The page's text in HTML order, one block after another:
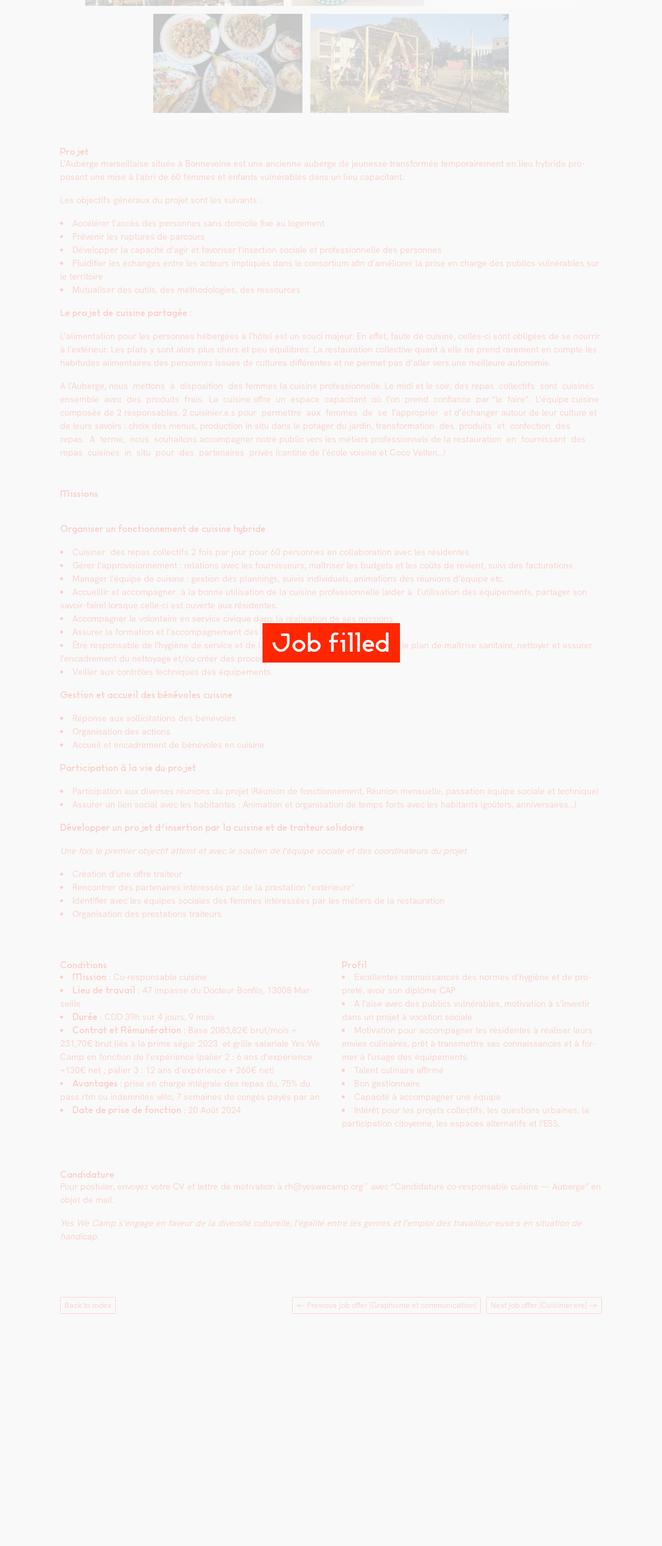
Job filled
Projet
L’Auberge mar­seil­laise située à Bon­n­eveine est une anci­enne auberge de jeunesse trans­for­mée tem­po­raire­ment en lieu hybride pro­
posant une mise à l’abri de 60 femmes et enfants vul­nérables dans un lieu capac­i­tant.
Les objec­tifs généraux du pro­jet sont les suiv­ants :
Accélér­er l’accès des per­son­nes sans domi­cile fixe au loge­ment
Prévenir les rup­tures de par­cours
Dévelop­per la capac­ité d’agir et favoris­er l’insertion sociale et pro­fes­sion­nelle des per­son­nes
Flu­id­i­fi­er les échanges entre les acteurs impliqués dans le con­sor­tium afin d’améliorer la prise en charge des publics vul­nérables sur
le ter­ri­toire
Mutu­alis­er des out­ils, des méthodolo­gies, des ressources
Le pro­jet de cui­sine partagée :
L’alimentation pour les per­son­nes hébergées à l’hôtel est un souci majeur. En effet, faute de cui­sine, celles-ci sont oblig­ées de se nour­rir
à l’ex­térieur. Les plats y sont alors plus chers et peu équili­brés. La restau­ra­tion col­lec­tive quant à elle ne prend rarement en compte les
habi­tudes ali­men­taires des per­son­nes issues de cul­tures dif­férentes et ne per­met pas d’aller vers une meilleure autonomie.
A l’Auberge, nous met­tons à dis­po­si­tion des femmes la cui­sine pro­fes­sion­nelle. Le midi et le soir, des repas col­lec­tifs sont cuis­inés
ensem­ble avec des pro­duits frais. La cui­sine offre un espace capac­i­tant où l’on prend con­fi­ance par “le faire”. L’équipe cui­sine
com­posée de 2 respon­s­ables, 2 cuisinier.e.s pour per­me­t­tre aux femmes de se l’approprier et d’échanger autour de leur cul­ture et
de leurs savoirs : choix des menus, pro­duc­tion in situ dans le potager du jardin, trans­for­ma­tion des pro­duits et con­fec­tion des
repas. A terme, nous souhaitons accom­pa­g­n­er notre pub­lic vers les métiers pro­fes­sion­nels de la restau­ra­tion en four­nissant des
repas cuis­inés in situ pour des parte­naires privés (can­tine de l’école voi­sine et Coco Vel­ten…)
Missions
Organ­is­er un fonc­tion­nement de cui­sine hybride
Cuisin­er des repas col­lec­tifs 2 fois par jour pour 60 per­son­nes en col­lab­o­ra­tion avec les rési­dentes
Gér­er l’approvisionnement : rela­tions avec les four­nisseurs, maîtris­er les bud­gets et les coûts de revient, suivi des fac­tura­tions
Man­ag­er l’équipe de cui­sine : ges­tion des plan­nings, suiv­is indi­vidu­els, ani­ma­tions des réu­nions d’équipe etc.
Accueil­lir et accom­pa­g­n­er à la bonne util­i­sa­tion de la cui­sine pro­fes­sion­nelle (aider à l’utilisation des équipements, partager son
savoir-faire) lorsque celle-ci est ouverte aux rési­dentes.
Accom­pa­g­n­er le volon­taire en ser­vice civique dans la réal­i­sa­tion de ses mis­sions
Assur­er la for­ma­tion et l’accompagnement des équipes salariées et bénév­oles
Être respon­s­able de l’hygiène de ser­vice et de la cui­sine, con­trôler et met­tre à jour le plan de maîtrise san­i­taire, net­toy­er et assur­er
l’encadrement du net­toy­age et/ou créer des process.
Veiller aux con­trôles tech­niques des équipements.
Ges­tion et accueil des bénév­oles cui­sine
Réponse aux sol­lic­i­ta­tions des bénév­oles
Organ­i­sa­tion des actions
Accueil et encadrement de bénév­oles en cui­sine
Par­tic­i­pa­tion à la vie du pro­jet
Par­tic­i­pa­tion aux divers­es réu­nions du pro­jet (Réu­nion de fonc­tion­nement, Réu­nion men­su­elle, pas­sa­tion équipe sociale et tech­nique)
Assur­er un lien social avec les habi­tantes : Ani­ma­tion et organ­i­sa­tion de temps forts avec les habi­tants (goûters, anniver­saires…)
Dévelop­per un pro­jet d’insertion par la cui­sine et de trai­teur sol­idaire
Une fois le pre­mier objec­tif atteint et avec le sou­tien de l’équipe sociale et des coor­di­na­teurs du pro­jet
Créa­tion d’une offre trai­teur
Ren­con­tr­er des parte­naires intéressés par de la presta­tion “extérieure”
Iden­ti­fi­er avec les équipes sociales des femmes intéressées par les métiers de la restau­ra­tion
Organ­i­sa­tion des presta­tions trai­teurs
Conditions
Mis­sion : Co-respon­s­able cui­sine
Lieu de tra­vail : 47 impasse du Doc­teur Bon­fils, 13008 Mar­
seille
Durée : CDD 39h sur 4 jours, 9 mois
Con­trat et Rémunéra­tion : Base 2083,82€ brut/mois +
231,70€ brut liés à la prime ségur 2023 et grille salar­i­ale Yes We
Camp en fonc­tion de l’expérience (palier 2 : 6 ans d’expérience
+130€ net ; palier 3 : 12 ans d’expérience + 260€ net)
Avan­tages : prise en charge inté­grale des repas du, 75% du
pass rtm ou indem­nités vélo, 7 semaines de con­gés payés par an
Date de prise de fonc­tion : 20 Août 2024
Profil
Excel­lentes con­nais­sances des normes d’hy­giène et de pro­
preté, avoir son diplôme CAP
A l’aise avec des publics vul­nérables, moti­va­tion à s’investir
dans un pro­jet à voca­tion sociale
Moti­va­tion pour accom­pa­g­n­er les rési­dentes à réalis­er leurs
envies culi­naires, prêt à trans­met­tre ses con­nais­sances et à for­
mer à l’usage des équipements.
Tal­ent culi­naire affir­mé
Bon ges­tion­naire
Capac­ité à accom­pa­g­n­er une équipe
Intérêt pour les pro­jets col­lec­tifs, les ques­tions urbaines, la
par­tic­i­pa­tion citoyenne, les espaces alter­nat­ifs et l’ESS,
Candidature
Pour pos­tuler, envoyez votre CV et let­tre de moti­va­tion à rh@yeswecamp.org
avec “Can­di­da­ture co-respon­s­able cui­sine — Auberge” en
objet de mail.
Yes We Camp s’engage en faveur de la diver­sité cul­turelle, l’égalité entre les gen­res et l’emploi des travailleur·euse·s en sit­u­a­tion de
hand­i­cap.
Back to index ← Previous job offer [Graphisme et communication] Next job offer [Cuisinier.ere] →